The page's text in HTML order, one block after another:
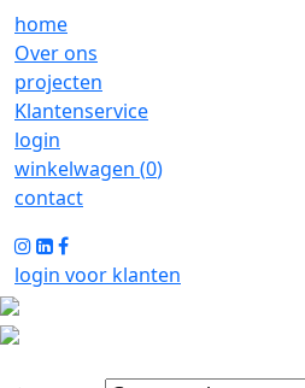
home
Over ons
projecten
Klantenservice
login
winkelwagen (0)
contact
login voor klanten